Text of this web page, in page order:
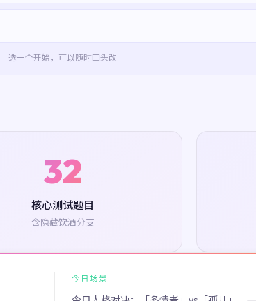
选一个开始，可以随时回头改
32
核心测试题目
含隐藏饮酒分支
今日场景